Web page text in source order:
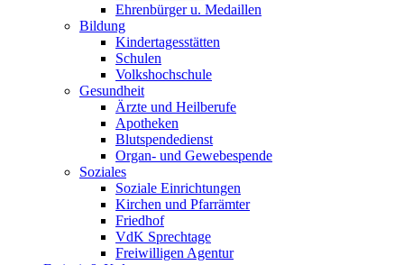
Ehrenbürger u. Medaillen
Bildung
Kindertagesstätten
Schulen
Volkshochschule
Gesundheit
Ärzte und Heilberufe
Apotheken
Blutspendedienst
Organ- und Gewebespende
Soziales
Soziale Einrichtungen
Kirchen und Pfarrämter
Friedhof
VdK Sprechtage
Freiwilligen Agentur